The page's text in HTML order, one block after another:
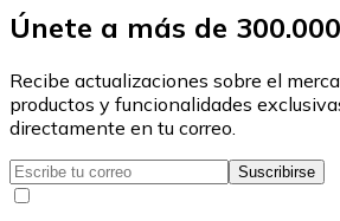
Únete a más de
Recibe actualizaciones sobre el
productos y funcionalidades
directamente en tu correo.
Suscribirse